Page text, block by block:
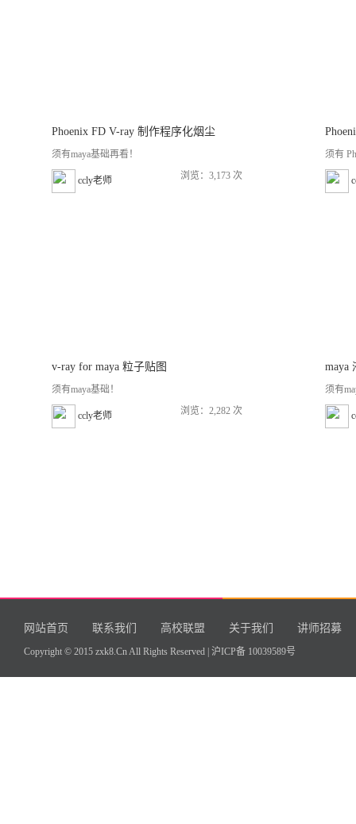
Phoenix FD V-ray 制作程序化烟尘
须有maya基础再看！
ccly老师 浏览：3,173 次
须有
v-ray for maya 粒子贴图
须有maya基础！
ccly老师 浏览：2,282 次
maya
须有
网站首页 联系我们 高校联盟 关于我们 讲师招募
Copyright © 2015 zxk8.Cn All Rights Reserved | 沪ICP备 10039589号